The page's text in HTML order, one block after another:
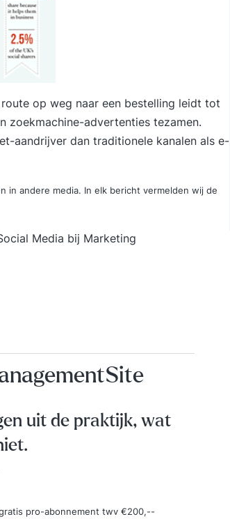
op weg naar een bestelling leidt tot
zoekmachine-advertenties tezamen.
aandrijver dan traditionele kanalen als e-
in andere media. In elk bericht vermelden wij de
Media bij Marketing
uit de praktijk, wat
pro-abonnement twv €200,--